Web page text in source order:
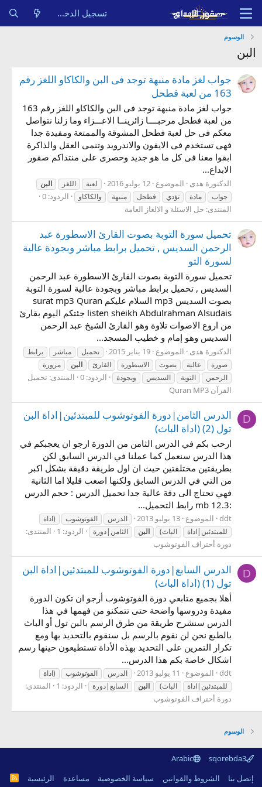
تسجيل الدخول
الوسوم
البن
جواب لغز مادة منبهة توجد فى البن والكاكاو اللغز رقم
163 من لعبة فطحل
جواب لغز مادة منبهة توجد فى البن والكاكاو اللغز رقم 163
من لعبة فطحل مرحبــــا زائرينــا الاعـــزاء وما زلنا نتواصل
معكم فى حل لعبة فطحل المشوقة والممتعة ومفيدة جدا
فهى تستخدم فى الايفون والاندرويد وتنمى العقل والذاكرة
ابقوا معنا فى كل ما هو جديد وحصرى على منتداكم صقور
الابداع...
الدكتورة هدى الموضوع 12 يوليو 2016 لعبة اللغز
البن
جواب
مادة تؤدي فطحل منبهة والكاكاو
الردود: 0
المنتدى: حل الاسئلة و الالغاز العامة
تحميل سورة التوبة بصوت القارئ الاسطورة عبد
الرحمن السديس , تحميل برابط مباشر وبجودة عالية
لسورة التو
تحميل سورة التوبة بصوت القارئ الاسطورة عبد الرحمن
السديس , تحميل برابط مباشر وبجودة عالية لسورة التوبة
بصوت السديس mp3 السلام عليكم surat mp3 Quran
listen sheikh Abdulrahman Alsudais جئتكم اليوم بقارئ
من اروع الاصوات تلاوة وهو القارئ الشيخ عبد الرحمن
السديس وهو إمام و خطيب المسجد...
الدكتورة هدى الموضوع 19 يناير 2015 تحميل مباشر
برابط
صورة
عالية بصوت الاسطورة القارئ البن
مزورة
الرحمن
التوبة السديس وبجودة الردود: 0 المنتدى: تحميل
القرآن Quran MP3
D
الدرس الثامن|دورة الفوتوشوب للمبتدئين|اداة البن
تول (2) (اداة الباث)
ارحب بكم في الدرس الثامن من الدورة ارجو ان يعجبكم في
هذا الدرس سنعمل كما عملنا في الدرس السابق لكن
بطريقتين مختلفتين حيث ان اول طريقة دقيقة بشكل اكبر
من التي في الدرس السابق ولكنها اصعب قليلا اما الثانية
فهي تحتاج الى دقة عالية جدا تحميل الدرس : حجم الدرس
:12.3 mb رابط التحميل...
ddt الموضوع 13 يوليو 2013 الدرس الفوتوشوب
(اداة
للمبتدئين|اداة
الباث) البن الثامن|دورة الردود: 1
المنتدى:
دورة أحتراف الفوتوشوب
D
الدرس السابع|دورة الفوتوشوب للمبتدئين|اداة البن
تول (1) (اداة الباث)
أهلا بجميع متابعي دورة الفوتوشوب أرجو ان تكون الدورة
مفيدة ودروسها واضحة حتى تتمكنو من فهمها في هذا
الدرس سنشرح طريقة من طرق الرسم بالبن تول أو الباث
بالطبع نحن لن نقوم بالرسم بل سنقوم بالتحديد بها ومع
تكرار التمرين على التحديد بهذه الأداة تستطيعون حينها رسم
اشكال خاصة بكم هذا الدرس...
ddt الموضوع 11 يوليو 2013 الدرس الفوتوشوب
(اداة
للمبتدئين|اداة
الباث) البن السابع|دورة الردود: 1
المنتدى:
دورة أحتراف الفوتوشوب
الوسوم
sqorebda3
Arabic
إتصل بنا
الشروط والقوانين سياسة الخصوصية مساعدة الرئيسية
R
S